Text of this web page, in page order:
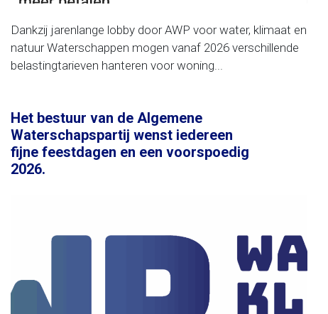
Dankzij jarenlange lobby door AWP voor water, klimaat en
natuur Waterschappen mogen vanaf 2026 verschillende
belastingtarieven hanteren voor woning...
Het bestuur van de Algemene
Waterschapspartij wenst iedereen
fijne feestdagen en een voorspoedig
2026.